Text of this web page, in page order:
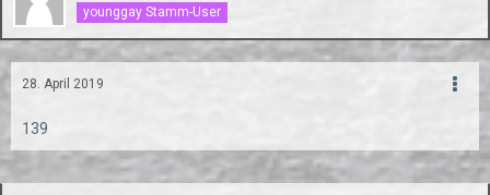
younggay Stamm-User
28. April 2019
139